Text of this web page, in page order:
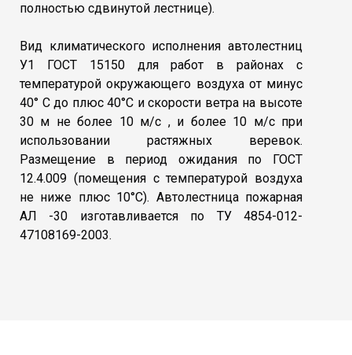
полностью сдвинутой лестнице).
Вид климатического исполнения автолестниц
У1 ГОСТ 15150 для работ в районах с
температурой окружающего воздуха от минус
40° С до плюс 40°С и скорости ветра на высоте
30 м не более 10 м/с , и более 10 м/с при
использовании растяжных веревок.
Размещение в период ожидания по ГОСТ
12.4.009 (помещения с температурой воздуха
не ниже плюс 10°С). Автолестница пожарная
АЛ -30 изготавливается по ТУ 4854-012-
47108169-2003.